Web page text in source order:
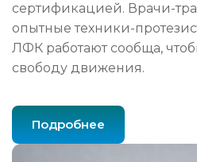
сертификацией. Врачи-
опытные техники-
ЛФК работают сообща,
свободу движения.
Подробнее